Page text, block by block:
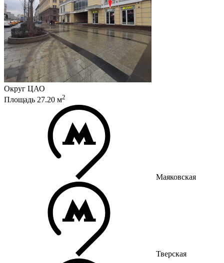
Округ ЦАО
Площадь 27.20 м2
Маяковская
Тверская